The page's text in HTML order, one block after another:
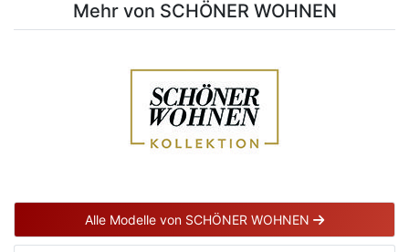
Mehr von SCHÖNER WOHNEN
Alle Modelle von SCHÖNER WOHNEN